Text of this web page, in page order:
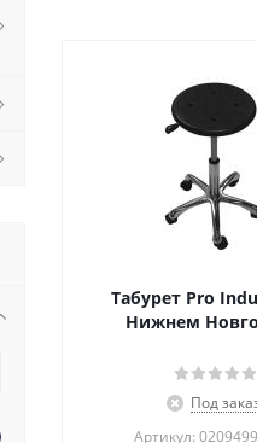
Табурет Pro
Нижнем
Под
Артикул: